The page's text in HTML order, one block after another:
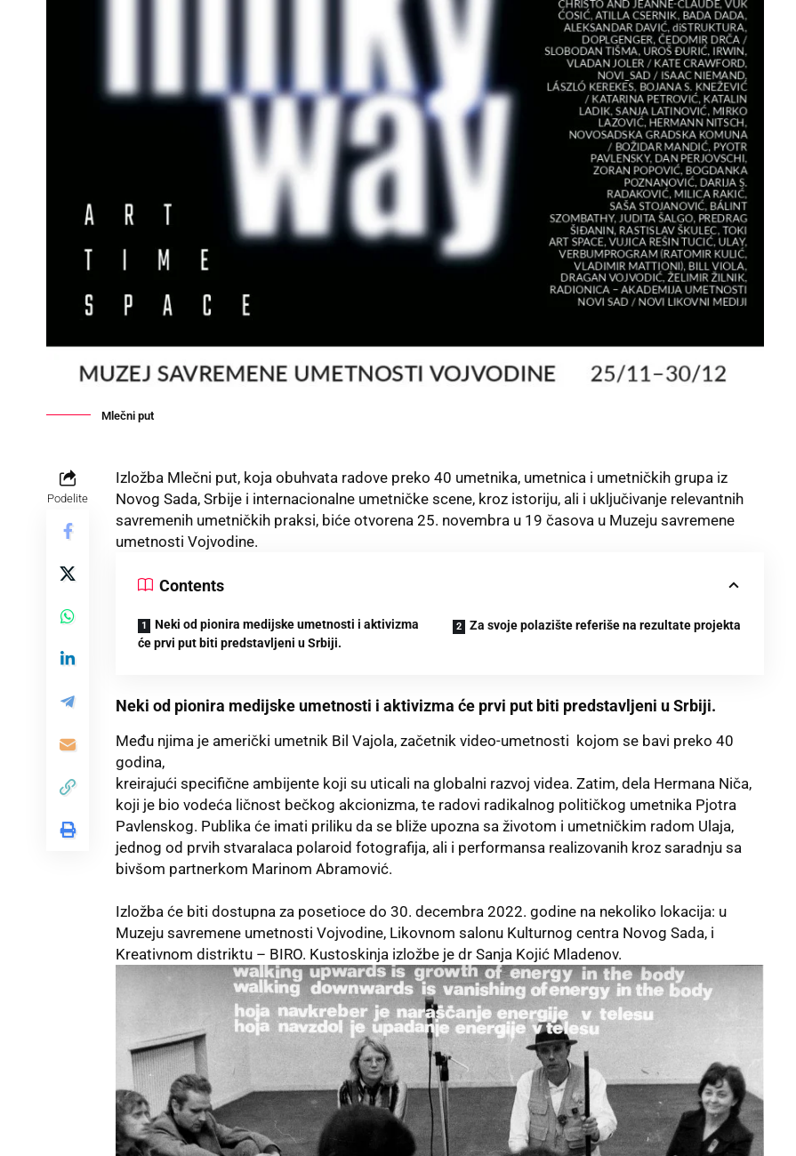
Mlečni put
Podelite
Izložba Mlečni put, koja obuhvata radove preko 40 umetnika, umetnica i umetničkih grupa iz
Novog Sada, Srbije i internacionalne umetničke scene, kroz istoriju, ali i uključivanje relevantnih
savremenih umetničkih praksi, biće otvorena 25. novembra u 19 časova u Muzeju savremene
umetnosti Vojvodine.
Contents
Neki od pionira medijske umetnosti i aktivizma
će prvi put biti predstavljeni u Srbiji.
Za svoje polazište referiše na rezultate projekta
Neki od pionira medijske umetnosti i aktivizma će prvi put biti predstavljeni u Srbiji.
Među njima je američki umetnik Bil Vajola, začetnik video-umetnosti kojom se bavi preko 40
godina,
kreirajući specifične ambijente koji su uticali na globalni razvoj videa. Zatim, dela Hermana Niča,
koji je bio vodeća ličnost bečkog akcionizma, te radovi radikalnog političkog umetnika Pjotra
Pavlenskog. Publika će imati priliku da se bliže upozna sa životom i umetničkim radom Ulaja,
jednog od prvih stvaralaca polaroid fotografija, ali i performansa realizovanih kroz saradnju sa
bivšom partnerkom Marinom Abramović.
Izložba će biti dostupna za posetioce do 30. decembra 2022. godine na nekoliko lokacija: u
Muzeju savremene umetnosti Vojvodine, Likovnom salonu Kulturnog centra Novog Sada, i
Kreativnom distriktu – BIRO. Kustoskinja izložbe je dr Sanja Kojić Mladenov.